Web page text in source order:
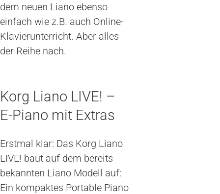
dem neuen Liano ebenso
einfach wie z.B. auch Online-
Klavierunterricht. Aber alles
der Reihe nach.
Korg Liano LIVE! –
E-Piano mit Extras
Erstmal klar: Das Korg Liano
LIVE! baut auf dem bereits
bekannten Liano Modell auf:
Ein kompaktes Portable Piano